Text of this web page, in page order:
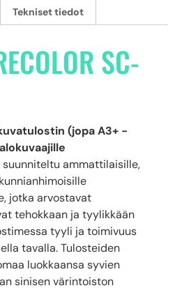
Tekniset tiedot
SC-
(jopa A3+ -
ammattilaisille,
jotka arvostavat
tehokkaan ja tyylikkään
tyyli ja toimivuus
tavalla. Tulosteiden
luokkaansa syvien
sinisen värintoiston